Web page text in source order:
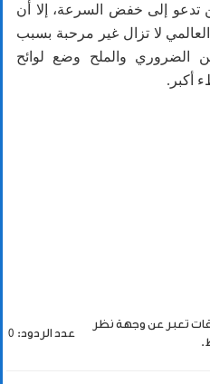
إلى خفض السرعة، إلا أن
لا تزال غير مرحبة بسبب
من الضروري والملح وضع لوائح
أكبر.
تعبر عن وجهة نظر
عدد الردود: 0